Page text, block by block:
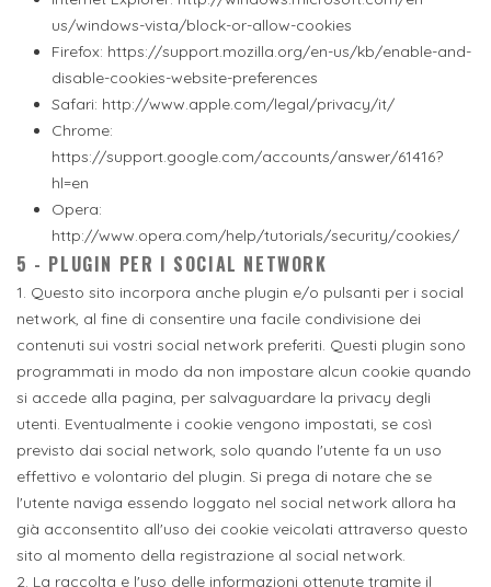
us/windows-vista/block-or-allow-cookies
Firefox: https://support.mozilla.org/en-us/kb/enable-and-
disable-cookies-website-preferences
Safari: http://www.apple.com/legal/privacy/it/
Chrome:
https://support.google.com/accounts/answer/61416?
hl=en
Opera:
http://www.opera.com/help/tutorials/security/cookies/
5 - PLUGIN PER I SOCIAL NETWORK
1. Questo sito incorpora anche plugin e/o pulsanti per i social
network, al fine di consentire una facile condivisione dei
contenuti sui vostri social network preferiti. Questi plugin sono
programmati in modo da non impostare alcun cookie quando
si accede alla pagina, per salvaguardare la privacy degli
utenti. Eventualmente i cookie vengono impostati, se così
previsto dai social network, solo quando l'utente fa un uso
effettivo e volontario del plugin. Si prega di notare che se
l'utente naviga essendo loggato nel social network allora ha
già acconsentito all'uso dei cookie veicolati attraverso questo
sito al momento della registrazione al social network.
2. La raccolta e l'uso delle informazioni ottenute tramite il